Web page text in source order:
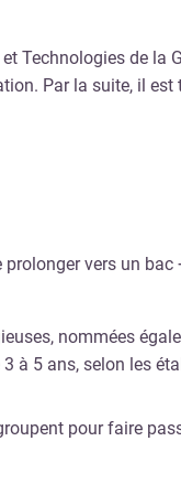
Technologies de la
Par la suite, il
vers un bac
nommées
à 5 ans, selon les
pour faire